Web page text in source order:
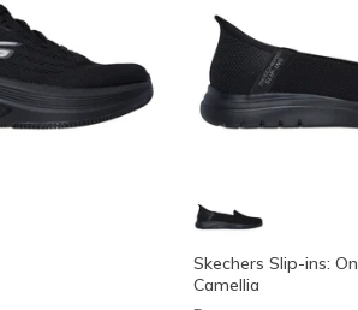
Skechers Slip-ins:
Camellia